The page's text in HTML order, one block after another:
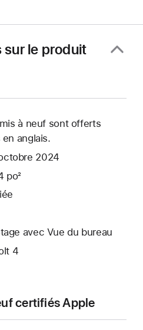
sur le produit
à neuf sont offerts
anglais.
2024
po²
avec Vue du bureau
4
certifiés Apple